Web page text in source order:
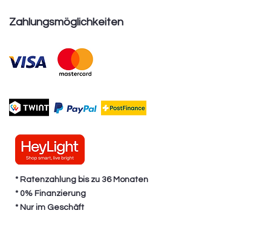
Zahlungsmöglichkeiten
* Ratenzahlung bis zu 36 Monaten
* 0% Finanzierung
* Nur im Geschäft